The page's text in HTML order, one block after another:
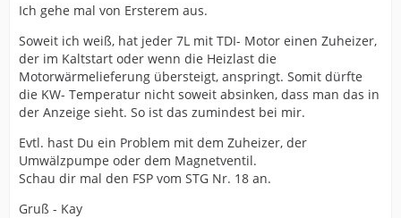
Ich gehe mal von Ersterem aus.
Soweit ich weiß, hat jeder 7L mit TDI- Motor einen Zuheizer,
der im Kaltstart oder wenn die Heizlast die
Motorwärmelieferung übersteigt, anspringt. Somit dürfte
die KW- Temperatur nicht soweit absinken, dass man das in
der Anzeige sieht. So ist das zumindest bei mir.
Evtl. hast Du ein Problem mit dem Zuheizer, der
Umwälzpumpe oder dem Magnetventil.
Schau dir mal den FSP vom STG Nr. 18 an.
Gruß - Kay